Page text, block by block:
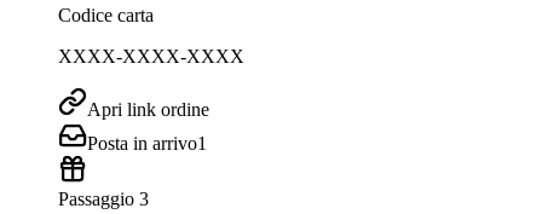
Codice carta
XXXX-XXXX-XXXX
Apri link ordine
Posta in arrivo1
Passaggio 3